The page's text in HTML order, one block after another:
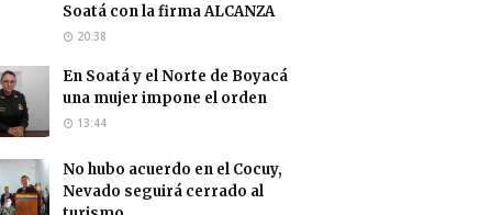
Soatá con la firma ALCANZA
20:38
En Soatá y el Norte de Boyacá
una mujer impone el orden
13:44
No hubo acuerdo en el Cocuy,
Nevado seguirá cerrado al